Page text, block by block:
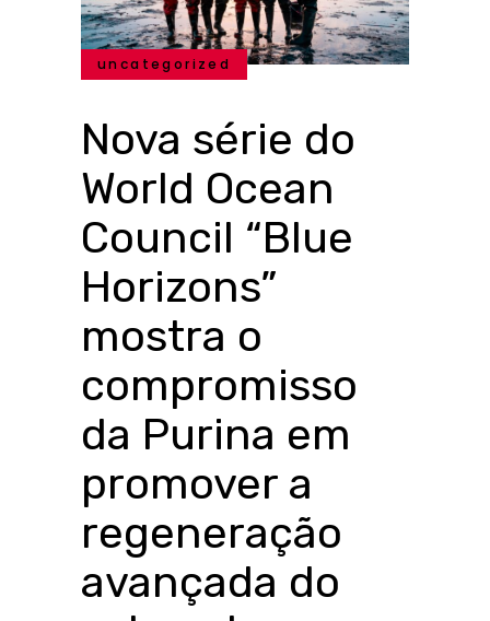
uncategorized
Nova série do
World Ocean
Council “Blue
Horizons”
mostra o
compromisso
da Purina em
promover a
regeneração
avançada do